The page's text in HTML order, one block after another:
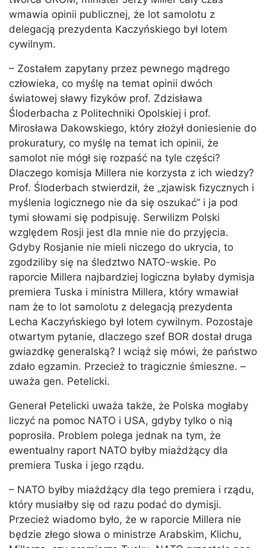
wmawia opinii publicznej, że lot samolotu z
delegacją prezydenta Kaczyńskiego był lotem
cywilnym.
– Zostałem zapytany przez pewnego mądrego
człowieka, co myślę na temat opinii dwóch
światowej sławy fizyków prof. Zdzisława
Śloderbacha z Politechniki Opolskiej i prof.
Mirosława Dakowskiego, który złożył doniesienie do
prokuratury, co myślę na temat ich opinii, że
samolot nie mógł się rozpaść na tyle części?
Dlaczego komisja Millera nie korzysta z ich wiedzy?
Prof. Śloderbach stwierdził, że „zjawisk fizycznych i
myślenia logicznego nie da się oszukać” i ja pod
tymi słowami się podpisuję. Serwilizm Polski
względem Rosji jest dla mnie nie do przyjęcia.
Gdyby Rosjanie nie mieli niczego do ukrycia, to
zgodziliby się na śledztwo NATO-wskie. Po
raporcie Millera najbardziej logiczna byłaby dymisja
premiera Tuska i ministra Millera, który wmawiał
nam że to lot samolotu z delegacją prezydenta
Lecha Kaczyńskiego był lotem cywilnym. Pozostaje
otwartym pytanie, dlaczego szef BOR dostał druga
gwiazdkę generalską? I wciąż się mówi, że państwo
zdało egzamin. Przecież to tragicznie śmieszne. –
uważa gen. Petelicki.
Generał Petelicki uważa także, że Polska mogłaby
liczyć na pomoc NATO i USA, gdyby tylko o nią
poprosiła. Problem polega jednak na tym, że
ewentualny raport NATO byłby miażdżący dla
premiera Tuska i jego rządu.
– NATO byłby miażdżący dla tego premiera i rządu,
który musiałby się od razu podać do dymisji.
Przecież wiadomo było, że w raporcie Millera nie
będzie złego słowa o ministrze Arabskim, Klichu,